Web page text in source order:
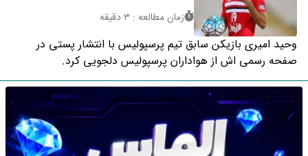
زمان مطالعه : 3 دقیقه
وحید امیری بازیکن سابق تیم پرسپولیس با انتشار پستی در
صفحه رسمی اش از هواداران پرسپولیس دلجویی کرد.